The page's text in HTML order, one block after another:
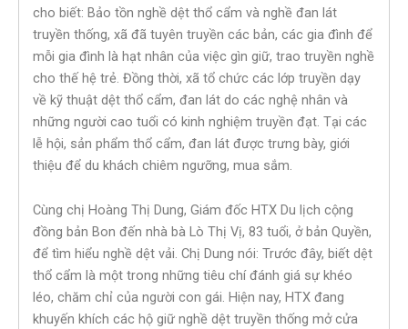
cho biết: Bảo tồn nghề dệt thổ cẩm và nghề đan lát
truyền thống, xã đã tuyên truyền các bản, các gia đình để
mỗi gia đình là hạt nhân của việc gìn giữ, trao truyền nghề
cho thế hệ trẻ. Đồng thời, xã tổ chức các lớp truyền dạy
về kỹ thuật dệt thổ cẩm, đan lát do các nghệ nhân và
những người cao tuổi có kinh nghiệm truyền đạt. Tại các
lễ hội, sản phẩm thổ cẩm, đan lát được trưng bày, giới
thiệu để du khách chiêm ngưỡng, mua sắm.
Cùng chị Hoàng Thị Dung, Giám đốc HTX Du lịch cộng
đồng bản Bon đến nhà bà Lò Thị Vị, 83 tuổi, ở bản Quyền,
để tìm hiểu nghề dệt vải. Chị Dung nói: Trước đây, biết dệt
thổ cẩm là một trong những tiêu chí đánh giá sự khéo
léo, chăm chỉ của người con gái. Hiện nay, HTX đang
khuyến khích các hộ giữ nghề dệt truyền thống mở cửa